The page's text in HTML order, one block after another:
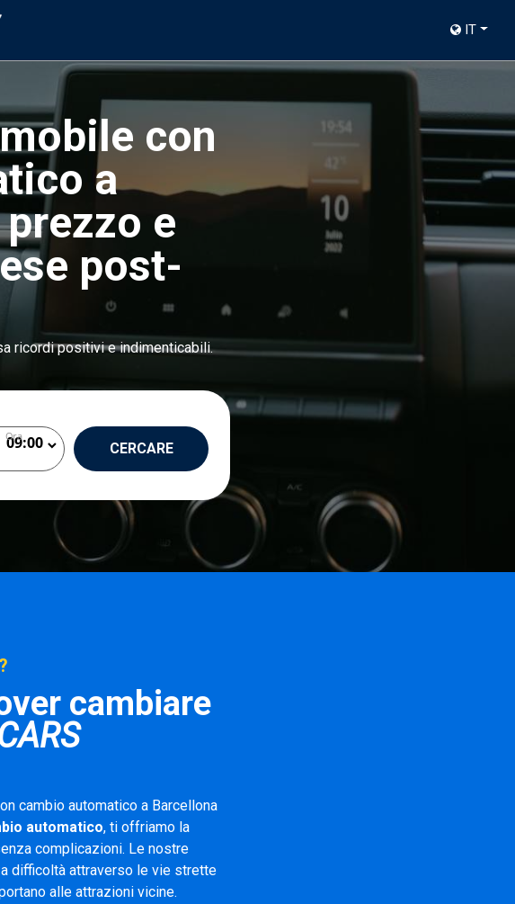
IT
con
a
e
post-
ricordi positivi e indimenticabili.
Ora
CERCARE
cambiare
cambio automatico a Barcellona
automatico, ti offriamo la
complicazioni. Le nostre
difficoltà attraverso le vie strette
alle attrazioni vicine.